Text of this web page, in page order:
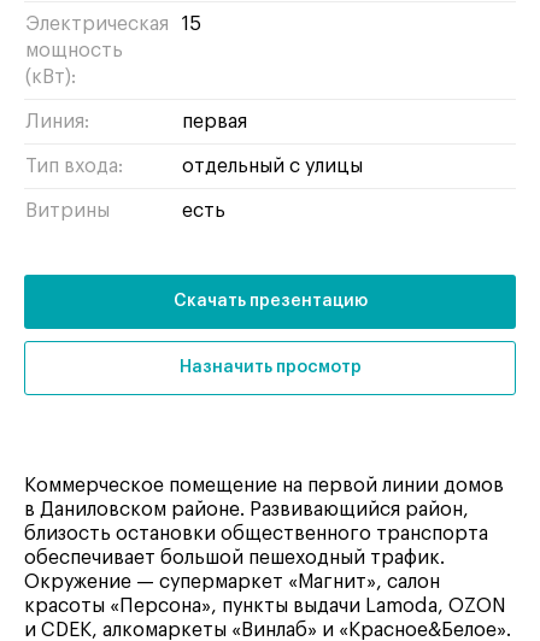
Электрическая
мощность
(кВт):
15
Линия: первая
Тип входа: отдельный с улицы
Витрины есть
Скачать презентацию
Назначить просмотр
Коммерческое помещение на первой линии домов
в Даниловском районе. Развивающийся район,
близость остановки общественного транспорта
обеспечивает большой пешеходный трафик.
Окружение — супермаркет «Магнит», салон
красоты «Персона», пункты выдачи Lamoda, OZON
и CDEK, алкомаркеты «Винлаб» и «Красное&Белое».